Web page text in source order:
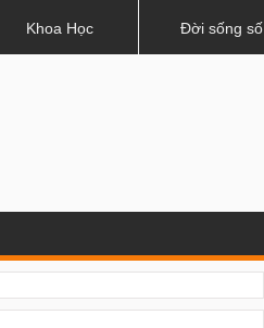
Khoa Học Đời sống số